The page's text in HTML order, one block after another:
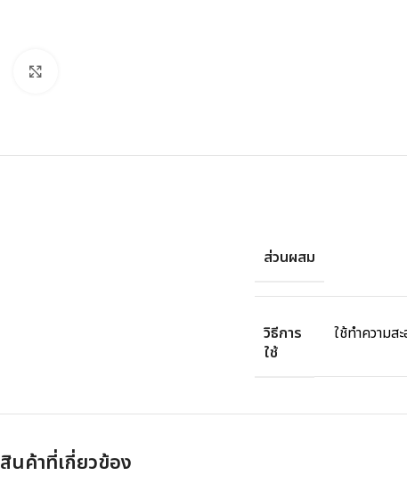
ส่วนผสม
วิธีการ
ใช้
ใช้ทำความส
สินค้าที่เกี่ยวข้อง